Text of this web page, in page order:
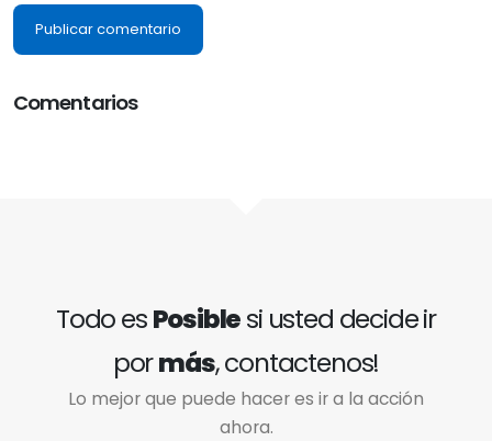
Publicar comentario
Comentarios
Todo esPosiblesi usted decide ir
pormás, contactenos!
Lo mejor que puede hacer es ir a la acción
ahora.